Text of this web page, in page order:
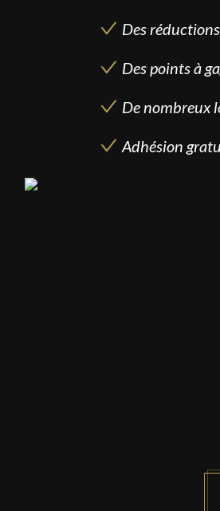
Des
Des points à
De nombreux
Adhésion